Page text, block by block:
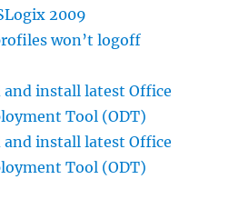
2009
won’t logoff
and install latest Office
Tool (ODT)
and install latest Office
Tool (ODT)